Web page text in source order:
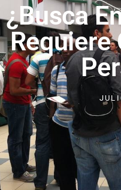
¿Busca
Requiere